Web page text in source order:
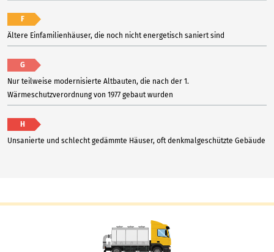
F
Ältere Einfamilienhäuser, die noch nicht energetisch saniert sind
G
Nur teilweise modernisierte Altbauten, die nach der 1.
Wärmeschutzverordnung von 1977 gebaut wurden
H
Unsanierte und schlecht gedämmte Häuser, oft denkmalgeschützte Gebäude